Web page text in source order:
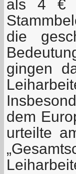
als 4 €
die
gingen
dem
urteilte